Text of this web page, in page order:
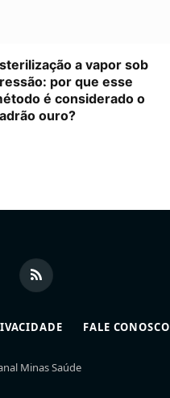
a vapor sob
por que esse
é considerado o
ouro?
RSS
FALE CONOSCO
Minas Saúde